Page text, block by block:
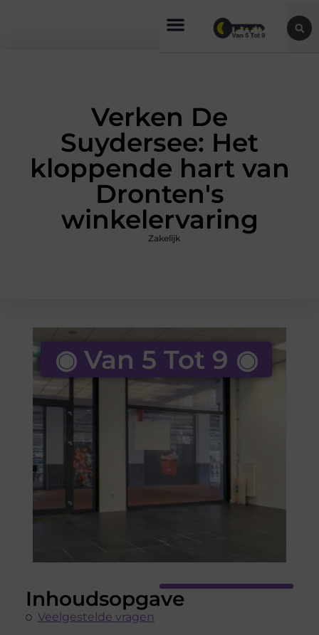
Verken De
Suydersee: Het
kloppende hart van
Dronten's
winkelervaring
Zakelijk
Inhoudsopgave
Veelgestelde vragen
◉ Van 5 Tot 9 ◉